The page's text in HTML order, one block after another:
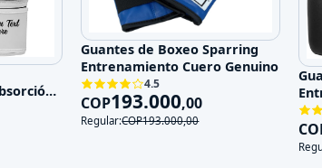
Guantes de Boxeo Sparring
Entrenamiento Cuero Genuino
4.5
COP193.000,00
Regular:COP193.000,00